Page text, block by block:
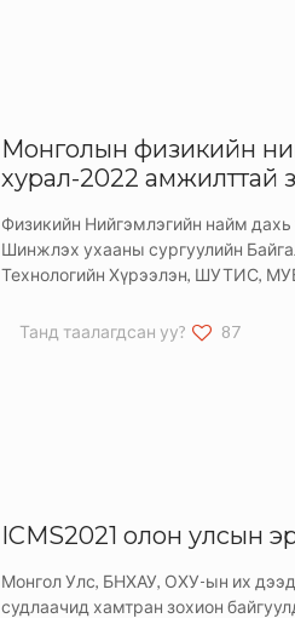
Монголын физикийн
хурал-2022 амжилттай
Физикийн Нийгэмлэгийн найм
Шинжлэх ухааны сургуулийн
Технологийн Хүрээлэн, ШУТИС,
Танд таалагдсан уу? 87
ICMS2021 олон улсын
Монгол Улс, БНХАУ, ОХУ-ын их
судлаачид хамтран зохион